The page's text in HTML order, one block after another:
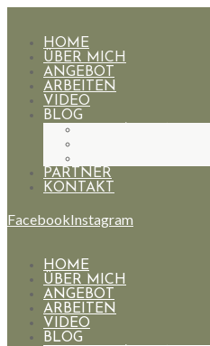
HOME
ÜBER MICH
ANGEBOT
ARBEITEN
VIDEO
BLOG
PARTNER
KONTAKT
FacebookInstagram
HOME
ÜBER MICH
ANGEBOT
ARBEITEN
VIDEO
BLOG